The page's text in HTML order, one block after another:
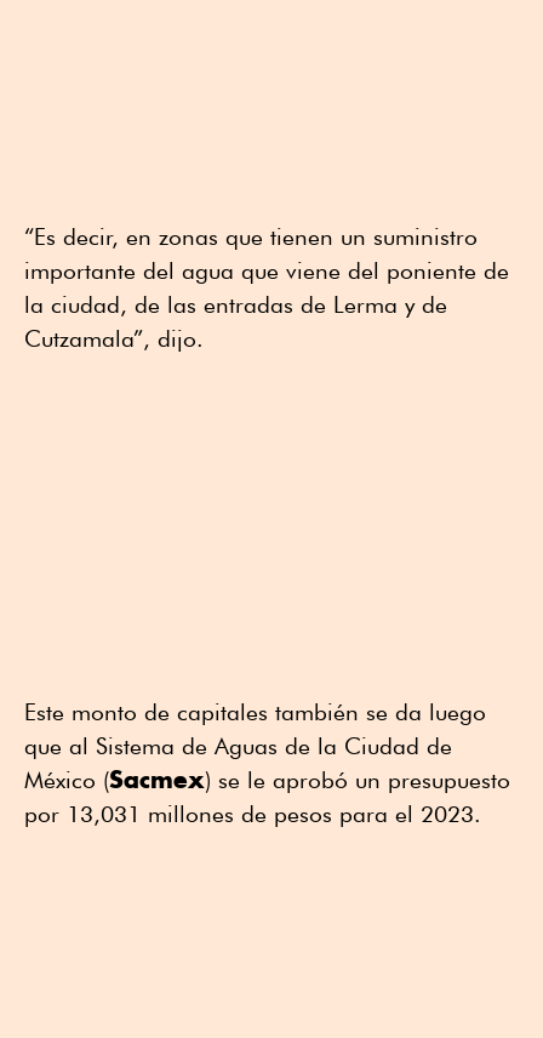
“Es decir, en zonas que tienen un suministro
importante del agua que viene del poniente de
la ciudad, de las entradas de Lerma y de
Cutzamala”, dijo.
Este monto de capitales también se da luego
que al Sistema de Aguas de la Ciudad de
México (Sacmex) se le aprobó un presupuesto
por 13,031 millones de pesos para el 2023.